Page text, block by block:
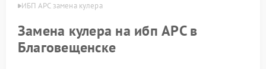
ИБП APC замена кулера
Замена кулера на ибп APC в
Благовещенске